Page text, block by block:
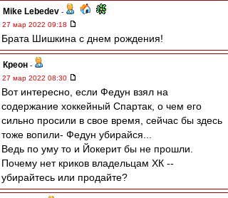
Mike Lebedev -
27 мар 2022 09:18
Брата Шишкина с днем рождения!
Креон -
27 мар 2022 08:30
Вот интересно, если Федун взял на
содержание хоккейный Спартак, о чем его
сильно просили в свое время, сейчас бы здесь
тоже вопили- Федун убирайся...
Ведь по уму то и Йокерит бы не прошли.
Почему нет криков владельцам ХК --
убирайтесь или продайте?